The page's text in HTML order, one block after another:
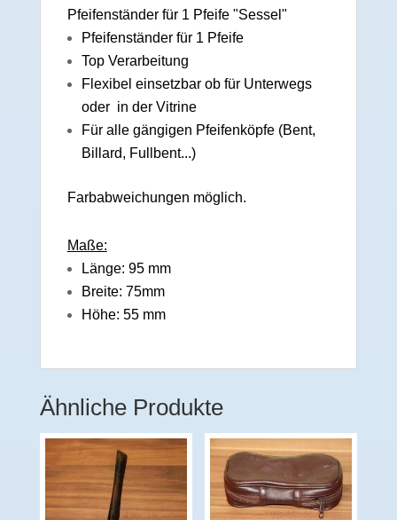
Pfeifenständer für 1 Pfeife "Sessel"
Pfeifenständer für 1 Pfeife
Top Verarbeitung
Flexibel einsetzbar ob für Unterwegs
oder in der Vitrine
Für alle gängigen Pfeifenköpfe (Bent,
Billard, Fullbent...)
Farbabweichungen möglich.
Maße:
Länge: 95 mm
Breite: 75mm
Höhe: 55 mm
Ähnliche Produkte